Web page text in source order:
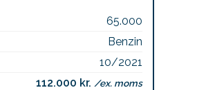
65.000
Benzin
10/2021
112.000 kr./ex. moms